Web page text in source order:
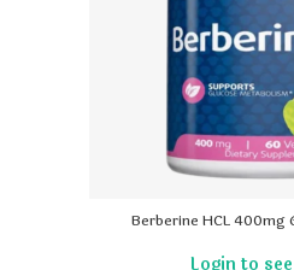
Berberine HCL